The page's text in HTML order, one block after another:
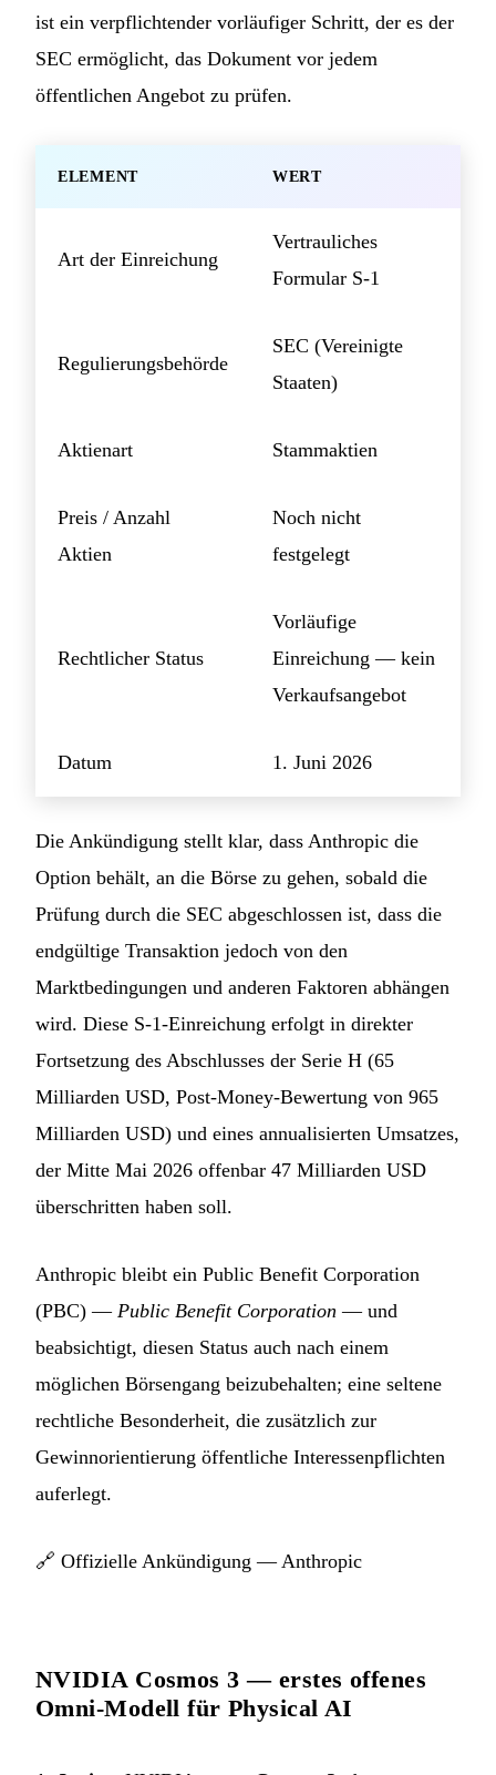
ist ein verpflichtender vorläufiger Schritt, der es der
SEC ermöglicht, das Dokument vor jedem
öffentlichen Angebot zu prüfen.
ELEMENT WERT
Art der Einreichung
Vertrauliches
Formular S-1
Regulierungsbehörde
SEC (Vereinigte
Staaten)
Aktienart Stammaktien
Preis / Anzahl
Aktien
Noch nicht
festgelegt
Rechtlicher Status
Vorläufige
Einreichung — kein
Verkaufsangebot
Datum 1. Juni 2026
Die Ankündigung stellt klar, dass Anthropic die
Option behält, an die Börse zu gehen, sobald die
Prüfung durch die SEC abgeschlossen ist, dass die
endgültige Transaktion jedoch von den
Marktbedingungen und anderen Faktoren abhängen
wird. Diese S-1-Einreichung erfolgt in direkter
Fortsetzung des Abschlusses der Serie H (65
Milliarden USD, Post-Money-Bewertung von 965
Milliarden USD) und eines annualisierten Umsatzes,
der Mitte Mai 2026 offenbar 47 Milliarden USD
überschritten haben soll.
Anthropic bleibt ein Public Benefit Corporation
(PBC) — Public Benefit Corporation — und
beabsichtigt, diesen Status auch nach einem
möglichen Börsengang beizubehalten; eine seltene
rechtliche Besonderheit, die zusätzlich zur
Gewinnorientierung öffentliche Interessenpflichten
auferlegt.
🔗 Offizielle Ankündigung — Anthropic
NVIDIA Cosmos 3 — erstes offenes
Omni-Modell für Physical AI